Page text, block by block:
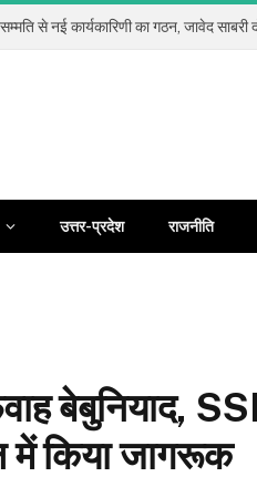
उत्तर-प्रदेश राजनीति
बेबुनियाद, SSP
में किया जागरूक